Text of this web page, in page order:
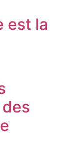
est la